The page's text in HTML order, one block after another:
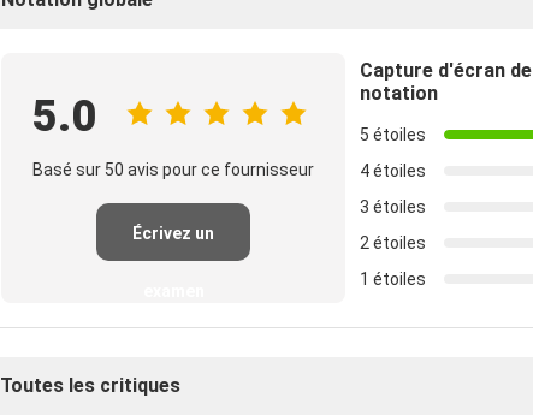
5.0
Basé sur 50 avis pour ce fournisseur
Écrivez un
Capture d'écran de
notation
5 étoiles
4 étoiles
3 étoiles
2 étoiles
1 étoiles
Toutes les critiques